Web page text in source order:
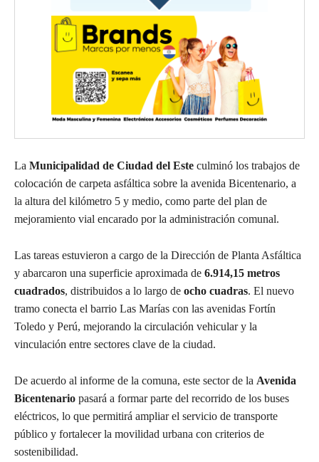
La Municipalidad de Ciudad del Este culminó los trabajos de
colocación de carpeta asfáltica sobre la avenida Bicentenario, a
la altura del kilómetro 5 y medio, como parte del plan de
mejoramiento vial encarado por la administración comunal.
Las tareas estuvieron a cargo de la Dirección de Planta Asfáltica
y abarcaron una superficie aproximada de 6.914,15 metros
cuadrados, distribuidos a lo largo de ocho cuadras. El nuevo
tramo conecta el barrio Las Marías con las avenidas Fortín
Toledo y Perú, mejorando la circulación vehicular y la
vinculación entre sectores clave de la ciudad.
De acuerdo al informe de la comuna, este sector de la Avenida
Bicentenario pasará a formar parte del recorrido de los buses
eléctricos, lo que permitirá ampliar el servicio de transporte
público y fortalecer la movilidad urbana con criterios de
sostenibilidad.